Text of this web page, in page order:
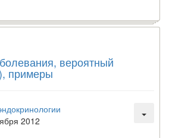
вероятный
примеры
2012